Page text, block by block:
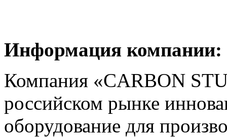
Информация компании:
Компания «CARBON
российском рынке
оборудование для